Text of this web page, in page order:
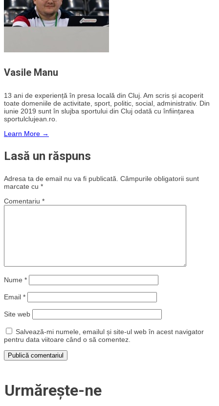
Vasile Manu
13 ani de experiență în presa locală din Cluj. Am scris și acoperit
toate domeniile de activitate, sport, politic, social, administrativ. Din
iunie 2019 sunt în slujba sportului din Cluj odată cu înființarea
sportulclujean.ro.
Learn More →
Lasă un răspuns
Adresa ta de email nu va fi publicată. Câmpurile obligatorii sunt
marcate cu *
Comentariu *
Nume *
Email *
Site web
Salvează-mi numele, emailul și site-ul web în acest navigator
pentru data viitoare când o să comentez.
Urmărește-ne